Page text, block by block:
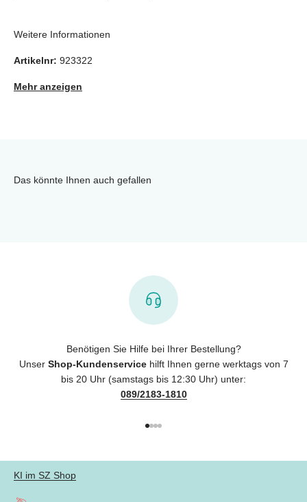
Weitere Informationen
Artikelnr: 923322
Mehr anzeigen
Das könnte Ihnen auch gefallen
Benötigen Sie Hilfe bei Ihrer Bestellung?
Unser Shop-Kundenservicehilft Ihnen gerne werktags von 7
bis 20 Uhr (samstags bis 12:30 Uhr) unter:
089/2183-1810
KI im SZ Shop